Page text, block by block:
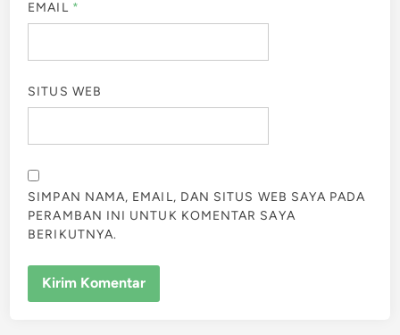
EMAIL *
SITUS WEB
SIMPAN NAMA, EMAIL, DAN SITUS WEB SAYA PADA
PERAMBAN INI UNTUK KOMENTAR SAYA
BERIKUTNYA.